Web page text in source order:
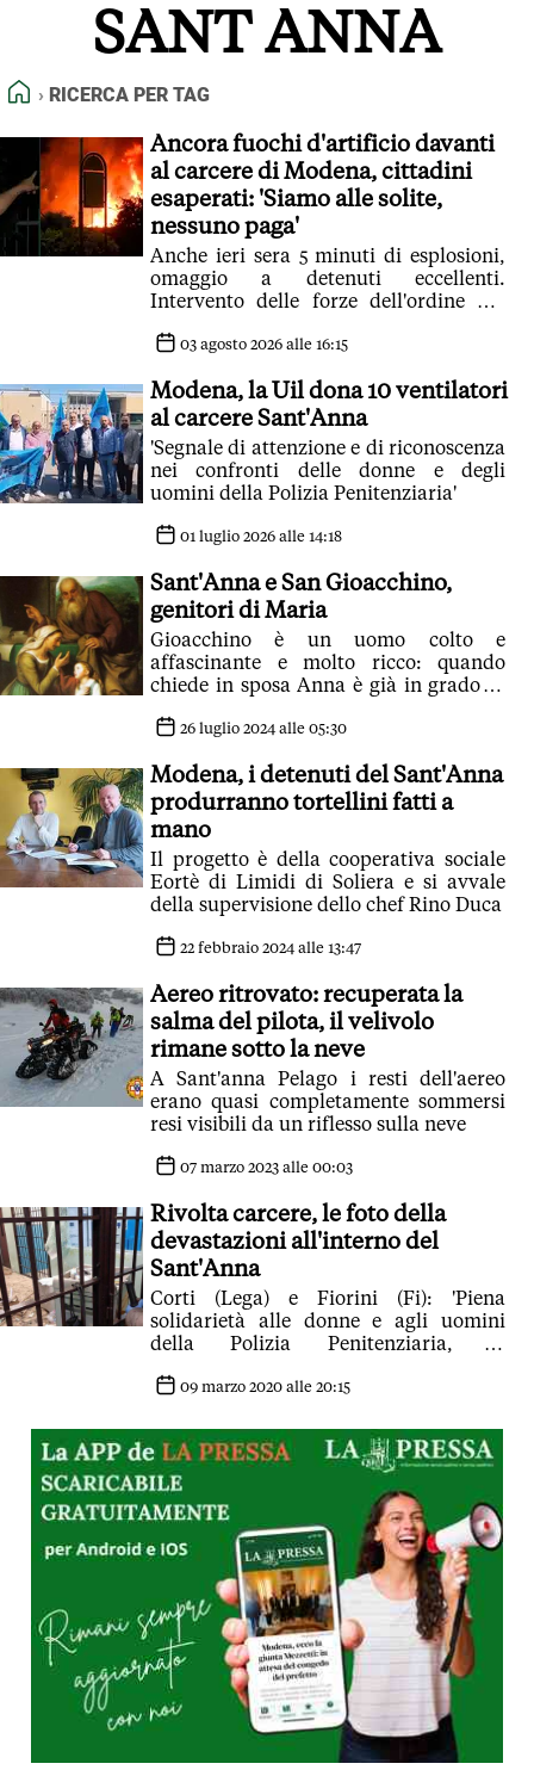
FEED RSS
NORMATIVE DEONTOLOGICHE
TERMINI e CONDIZIONI
SANT ANNA
HOME
RICERCA PER TAG
Ancora fuochi d'artificio davanti
al carcere di Modena, cittadini
esaperati: 'Siamo alle solite,
nessuno paga'
Anche ieri sera 5 minuti di esplosioni,
omaggio a detenuti eccellenti.
Intervento delle forze dell'ordine ma
funzionamento delle telecamere di
03 agosto 2026 alle 16:15
Modena, la Uil dona 10 ventilatori
al carcere Sant'Anna
'Segnale di attenzione e di riconoscenza
nei confronti delle donne e degli
uomini della Polizia Penitenziaria'
01 luglio 2026 alle 14:18
Sant'Anna e San Gioacchino,
genitori di Maria
Gioacchino è un uomo colto e
affascinante e molto ricco: quando
chiede in sposa Anna è già in grado di
26 luglio 2024 alle 05:30
Modena, i detenuti del Sant'Anna
produrranno tortellini fatti a
mano
Il progetto è della cooperativa sociale
Eortè di Limidi di Soliera e si avvale
della supervisione dello chef Rino Duca
22 febbraio 2024 alle 13:47
Aereo ritrovato: recuperata la
salma del pilota, il velivolo
rimane sotto la neve
A Sant'anna Pelago i resti dell'aereo
erano quasi completamente sommersi
resi visibili da un riflesso sulla neve
07 marzo 2023 alle 00:03
Rivolta carcere, le foto della
devastazioni all'interno del
Sant'Anna
Corti (Lega) e Fiorini (Fi): 'Piena
solidarietà alle donne e agli uomini
della Polizia Penitenziaria, ai
circondariale'
09 marzo 2020 alle 20:15